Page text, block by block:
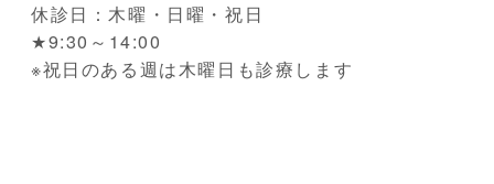
休診日：木曜・日曜・祝日
★9:30～14:00
※祝日のある週は木曜日も診療します